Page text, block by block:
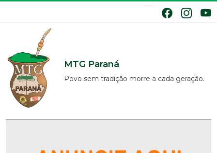
MTG Paraná
Povo sem tradição morre a cada geração.